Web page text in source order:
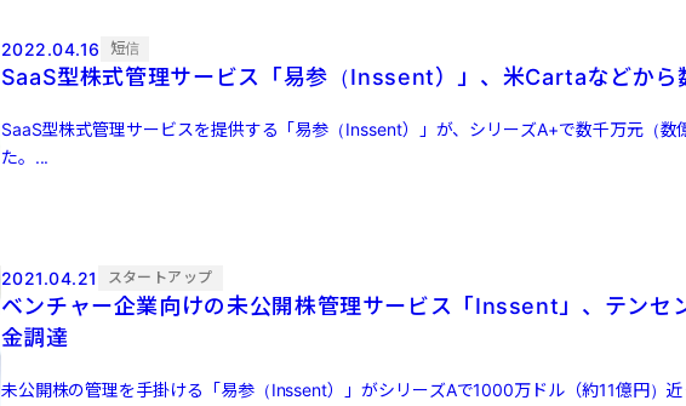
2022.04.16 短信
SaaS型株式管理サービス「易参（Inssent）」、米Cartaなどから
SaaS型株式管理サービスを提供する「易参（Inssent）」が、シリーズA+で数千万元（数
た。...
2021.04.21 スタートアップ
ベンチャー企業向けの未公開株管理サービス「Inssent」、テンセ
金調達
未公開株の管理を手掛ける「易参（Inssent）」がシリーズAで1000万ドル（約11億円）